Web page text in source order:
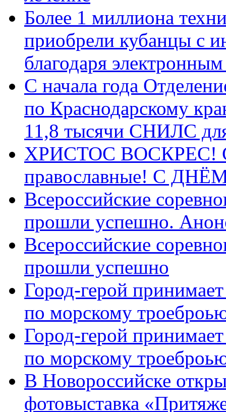
Более 1 миллиона
приобрели кубанцы с
благодаря
С начала года
по Краснодарскому
11,8 тысячи СНИЛС
ХРИСТОС ВОСКРЕС! С
православные! C
Всероссийские
прошли успешно.
Всероссийские
прошли успешно
Город-герой
по морскому
Город-герой
по морскому
В Новороссийске
фотовыставка